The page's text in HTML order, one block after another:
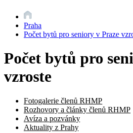
Praha
Počet bytů pro seniory v Praze
Počet bytů pro
vzroste
Fotogalerie členů RHMP
Rozhovory a články členů RHMP
Avíza a pozvánky
Aktuality z Prahy